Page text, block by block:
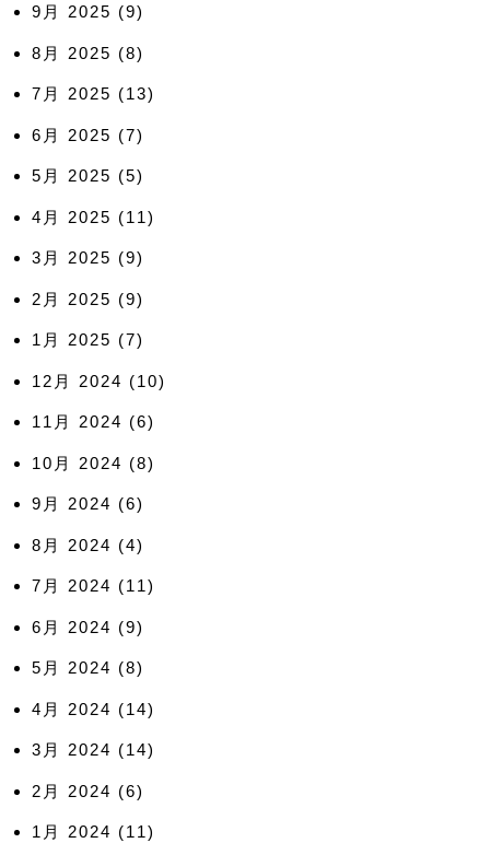
9月 2025 (9)
8月 2025 (8)
7月 2025 (13)
6月 2025 (7)
5月 2025 (5)
4月 2025 (11)
3月 2025 (9)
2月 2025 (9)
1月 2025 (7)
12月 2024 (10)
11月 2024 (6)
10月 2024 (8)
9月 2024 (6)
8月 2024 (4)
7月 2024 (11)
6月 2024 (9)
5月 2024 (8)
4月 2024 (14)
3月 2024 (14)
2月 2024 (6)
1月 2024 (11)